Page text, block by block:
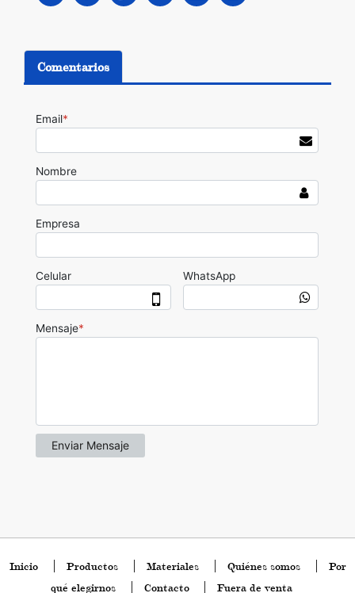
Comentarios
Inicio Productos Materiales Quiénes somos
Por
qué elegirnos
Contacto Fuera de venta